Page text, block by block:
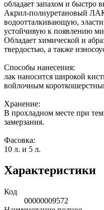
обладает запахом и быстро
Акрил-полиуретановый
водоотталкивающую,
устойчивую к появлению
Обладает химической и
твердостью, а также
Способы нанесения:
лак наносится широкой
войлочным
Хранение:
В прохладном месте при
замерзания.
Фасовка:
10 л. и 5 л.
Характеристики
Код
00000009572